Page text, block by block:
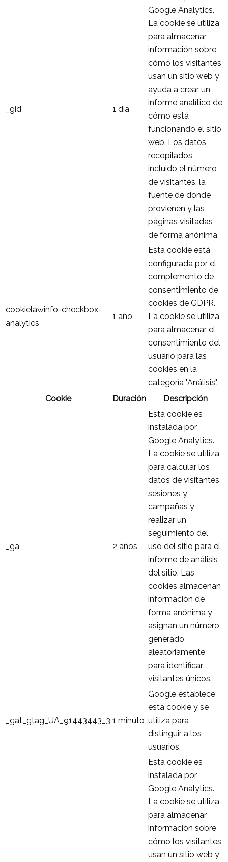
_gid 1 día
Google Analytics.
La cookie se utiliza
para almacenar
información sobre
cómo los visitantes
usan un sitio web y
ayuda a crear un
informe analítico de
cómo está
funcionando el sitio
web. Los datos
recopilados,
incluido el número
de visitantes, la
fuente de donde
provienen y las
páginas visitadas
de forma anónima.
cookielawinfo-checkbox-
analytics
1 año
Esta cookie está
configurada por el
complemento de
consentimiento de
cookies de GDPR.
La cookie se utiliza
para almacenar el
consentimiento del
usuario para las
cookies en la
categoría "Análisis".
Cookie
Duración Descripción
_ga 2 años
Esta cookie es
instalada por
Google Analytics.
La cookie se utiliza
para calcular los
datos de visitantes,
sesiones y
campañas y
realizar un
seguimiento del
uso del sitio para el
informe de análisis
del sitio. Las
cookies almacenan
información de
forma anónima y
asignan un número
generado
aleatoriamente
para identificar
visitantes únicos.
_gat_gtag_UA_91443443_3 1 minuto
Google establece
esta cookie y se
utiliza para
distinguir a los
usuarios.
Esta cookie es
instalada por
Google Analytics.
La cookie se utiliza
para almacenar
información sobre
cómo los visitantes
usan un sitio web y